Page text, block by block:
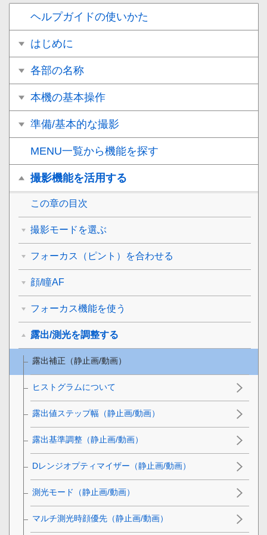
ヘルプガイドの使いかた
はじめに
各部の名称
本機の基本操作
準備/基本的な撮影
MENU一覧から機能を探す
撮影機能を活用する
この章の目次
撮影モードを選ぶ
フォーカス（ピント）を合わせる
顔/瞳AF
フォーカス機能を使う
露出/測光を調整する
露出補正 （静止画/動画）
ヒストグラムについて
露出値ステップ幅 （静止画/動画）
露出基準調整 （静止画/動画）
Dレンジオプティマイザー （静止画/動画）
測光モード （静止画/動画）
マルチ測光時顔優先 （静止画/動画）